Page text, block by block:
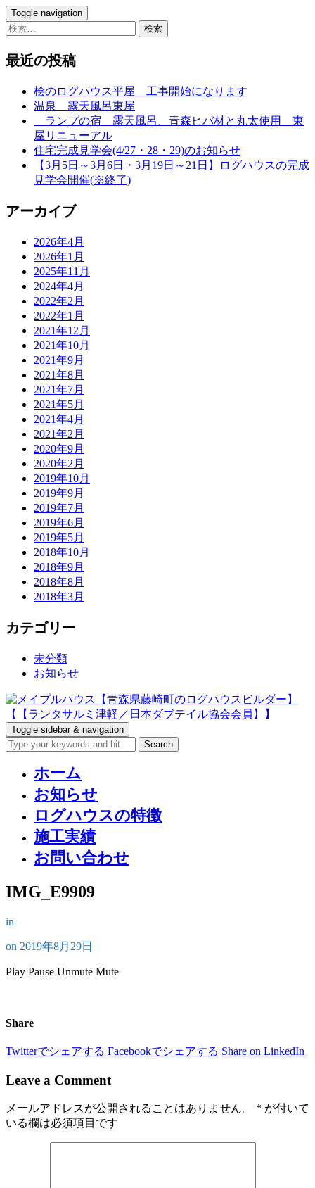
Toggle navigation
検
最近の投稿
桧のログハウス平屋 工事開始になります
温泉 露天風呂東屋
ランプの宿 露天風呂、青森ヒバ材と丸太使用 東
屋リニューアル
住宅完成見学会(4/27・28・29)のお知らせ
【3月5日～3月6日・3月19日～21日】ログハウスの完成
見学会開催(※終了)
アーカイブ
2026年4月
2026年1月
2025年11月
2024年4月
2022年2月
2022年1月
2021年12月
2021年10月
2021年9月
2021年8月
2021年7月
2021年5月
2021年4月
2021年2月
2020年9月
2020年2月
2019年10月
2019年9月
2019年7月
2019年6月
2019年5月
2018年10月
2018年9月
2018年8月
2018年3月
カテゴリー
未分類
お知らせ
Toggle sidebar & navigation
ホーム
お知らせ
ログハウスの特徴
施工実績
お問い合わせ
IMG_E9909
in
on 2019年8月29日
Play Pause Unmute Mute
Share
Twitterでシェアする Facebookでシェアする Share on LinkedIn
Leave a Comment
メールアドレスが公開されることはありません。 * が付いて
いる欄は必須項目です